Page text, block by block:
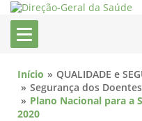
Início
QUALIDADE e
Segurança dos Doentes
Plano Nacional para a
2020